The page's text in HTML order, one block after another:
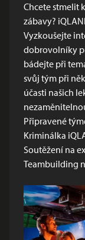
Chcete stmelit
zábavy?
Vyzkoušejte
dobrovolníky
bádejte při
svůj tým při
účasti našich
Připravené
Kriminálka
Soutěžení na
Teambuilding